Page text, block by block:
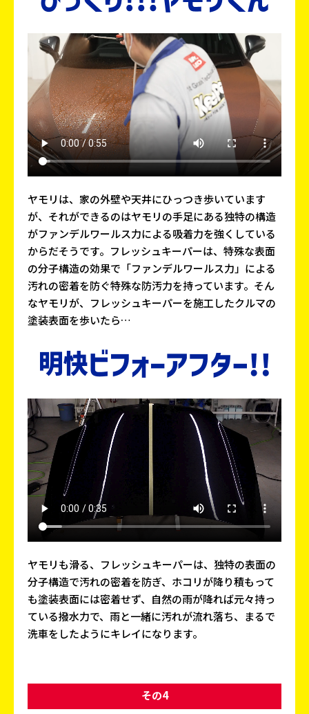
ヤモリは、家の外壁や天井にひっつき歩いています
が、それができるのはヤモリの手足にある独特の構造
がファンデルワールス力による吸着力を強くしている
からだそうです。フレッシュキーパーは、特殊な表面
の分子構造の効果で「ファンデルワールス力」による
汚れの密着を防ぐ特殊な防汚力を持っています。そん
なヤモリが、フレッシュキーパーを施工したクルマの
塗装表面を歩いたら…
ヤモリも滑る、フレッシュキーパーは、独特の表面の
分子構造で汚れの密着を防ぎ、ホコリが降り積もって
も塗装表面には密着せず、自然の雨が降れば元々持っ
ている撥水力で、雨と一緒に汚れが流れ落ち、まるで
洗車をしたようにキレイになります。
その4